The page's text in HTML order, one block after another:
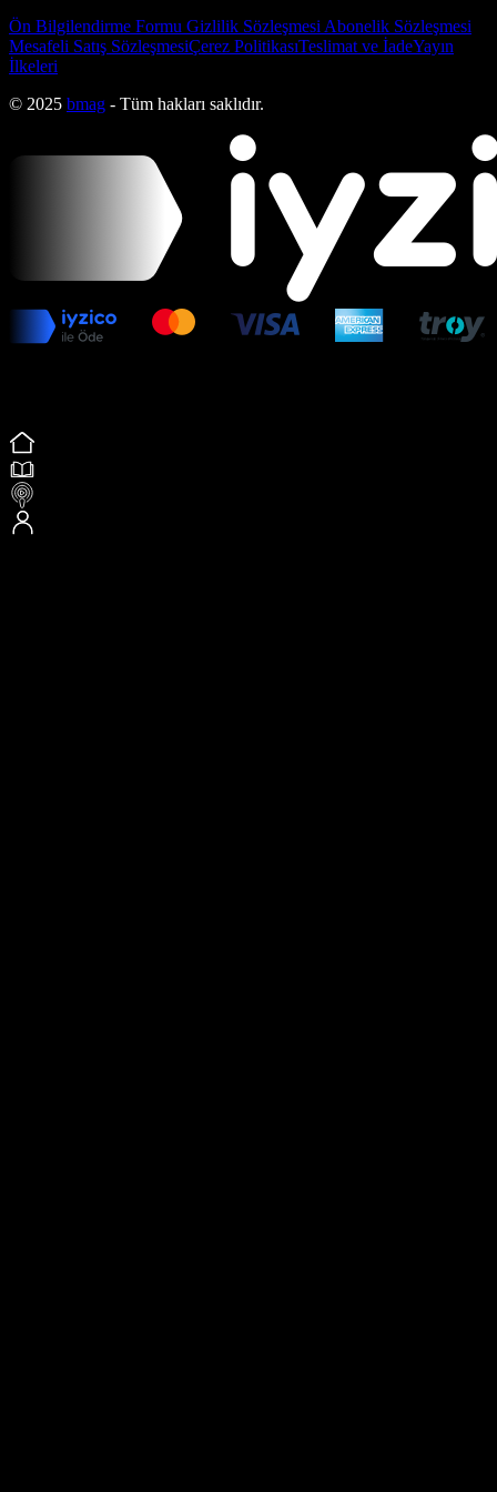
Ön Bilgilendirme Formu Gizlilik SözleşmesiAbonelik Sözleşmesi
Mesafeli Satış SözleşmesiÇerez PolitikasıTeslimat ve İadeYayın
İlkeleri
© 2025 bmag - Tüm hakları saklıdır.